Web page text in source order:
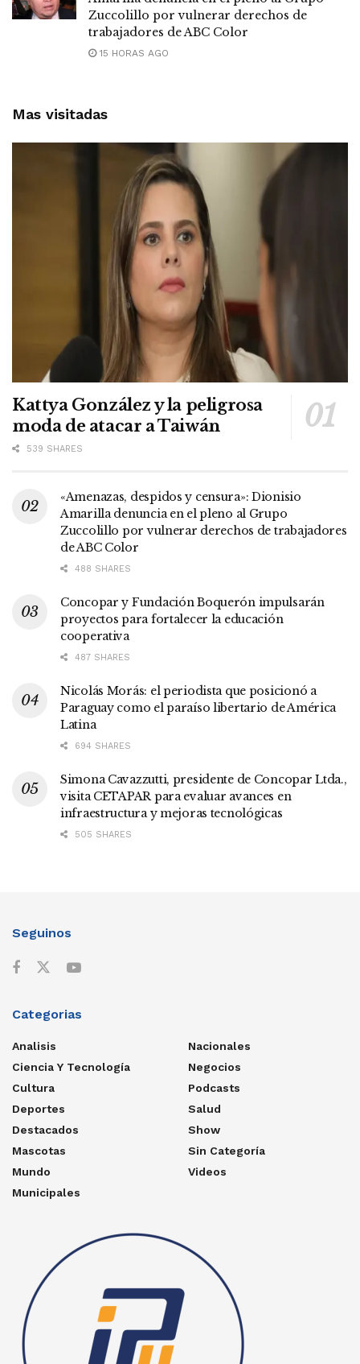
Zuccolillo por vulnerar derechos de
trabajadores de ABC Color
15 HORAS AGO
Mas visitadas
Kattya González y la peligrosa
moda de atacar a Taiwán
539 SHARES
«Amenazas, despidos y censura»: Dionisio
Amarilla denuncia en el pleno al Grupo
Zuccolillo por vulnerar derechos de trabajadores
de ABC Color
488 SHARES
Concopar y Fundación Boquerón impulsarán
proyectos para fortalecer la educación
cooperativa
487 SHARES
Nicolás Morás: el periodista que posicionó a
Paraguay como el paraíso libertario de América
Latina
694 SHARES
Simona Cavazzutti, presidente de Concopar Ltda.,
visita CETAPAR para evaluar avances en
infraestructura y mejoras tecnológicas
505 SHARES
Seguinos
Categorias
Analisis
Ciencia Y Tecnología
Cultura
Deportes
Destacados
Mascotas
Mundo
Municipales
Nacionales
Negocios
Podcasts
Salud
Show
Sin Categoría
Videos